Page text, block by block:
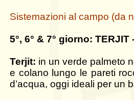
Sistemazioni al campo (da
5°, 6° & 7° giorno: TERJIT
Terjit: in un verde palmeto
e colano lungo le pareti
d’acqua, oggi ideali per un